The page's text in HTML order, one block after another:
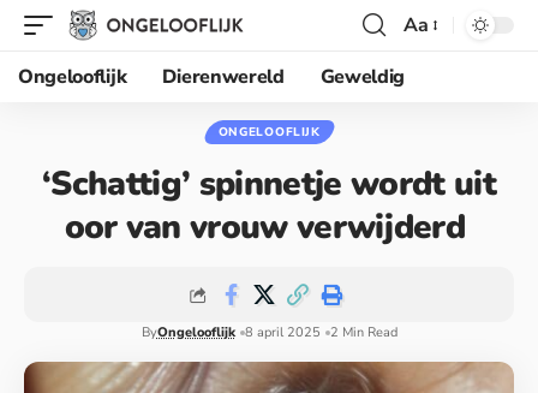
Aa
Ongelooflijk
Dierenwereld Geweldig
ONGELOOFLIJK
‘Schattig’ spinnetje wordt uit
oor van vrouw verwijderd
ByOngelooflijk 8 april 2025 2 Min Read